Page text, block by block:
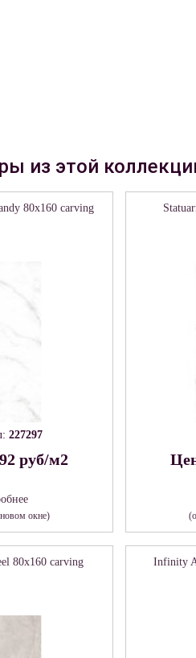
из этой
80х160 carving
227297
руб/м2
окне)
80х160 carving Infinity